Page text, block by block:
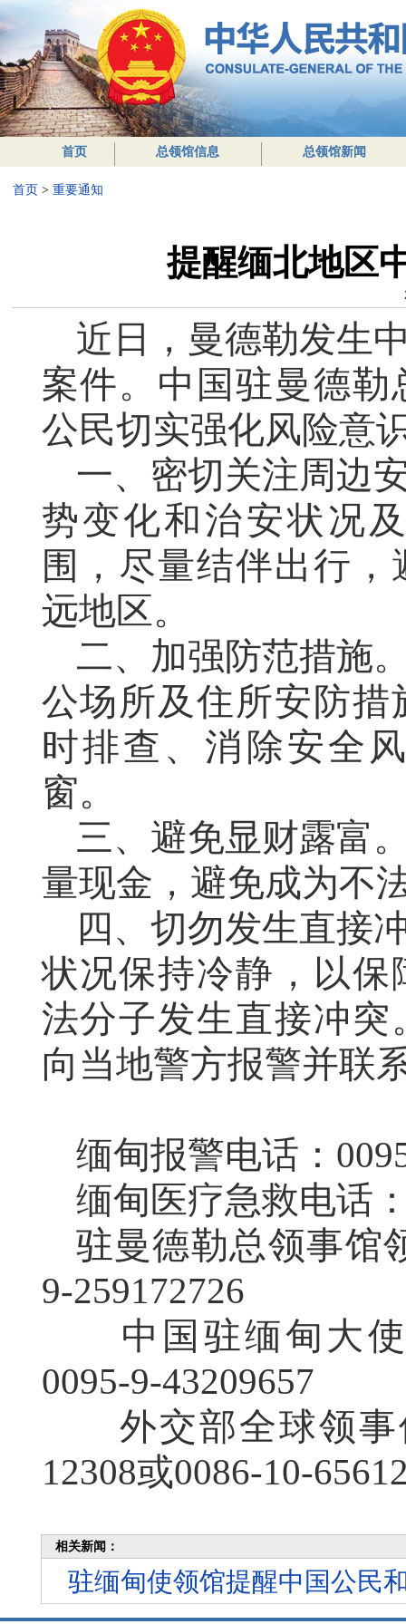
首页 总领馆信息 总领馆新闻
首页 > 重要通知
提醒缅北地区
近日，曼德勒发生
案件。中国驻曼德
公民切实强化风险意
一、密切关注周边
势变化和治安状况
围，尽量结伴出行
远地区。
二、加强防范措施
公场所及住所安防
时排查、消除安全
窗。
三、避免显财露富
量现金，避免成为不
四、切勿发生直接
状况保持冷静，以
法分子发生直接冲
向当地警方报警并联
缅甸报警电话：
缅甸医疗急救电话
驻曼德勒总领事馆
9-259172726
中国驻缅甸大
0095-9-43209657
外交部全球领事
12308或0086-10-
相关新闻：
驻缅甸使领馆提醒中国公民